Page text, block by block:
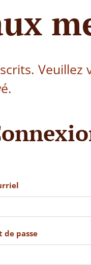
Veuillez
de passe